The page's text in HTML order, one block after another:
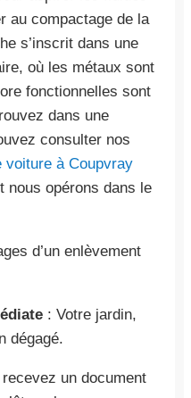
au compactage de la
s’inscrit dans une
où les métaux sont
fonctionnelles sont
dans une
consulter nos
voiture à Coupvray
nous opérons dans le
d’un enlèvement
: Votre jardin,
dégagé.
un document